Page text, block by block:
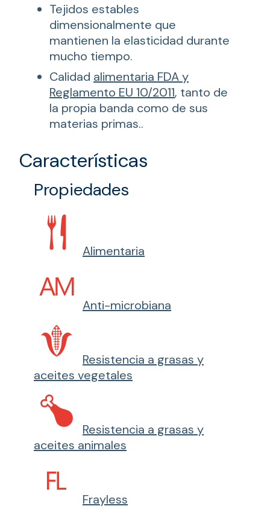
Tejidos estables
dimensionalmente que
mantienen la elasticidad durante
mucho tiempo.
Calidad alimentaria FDA y
Reglamento EU 10/2011, tanto de
la propia banda como de sus
materias primas..
Características
Propiedades
Alimentaria
Anti-microbiana
Resistencia a grasas y
aceites vegetales
Resistencia a grasas y
aceites animales
Frayless